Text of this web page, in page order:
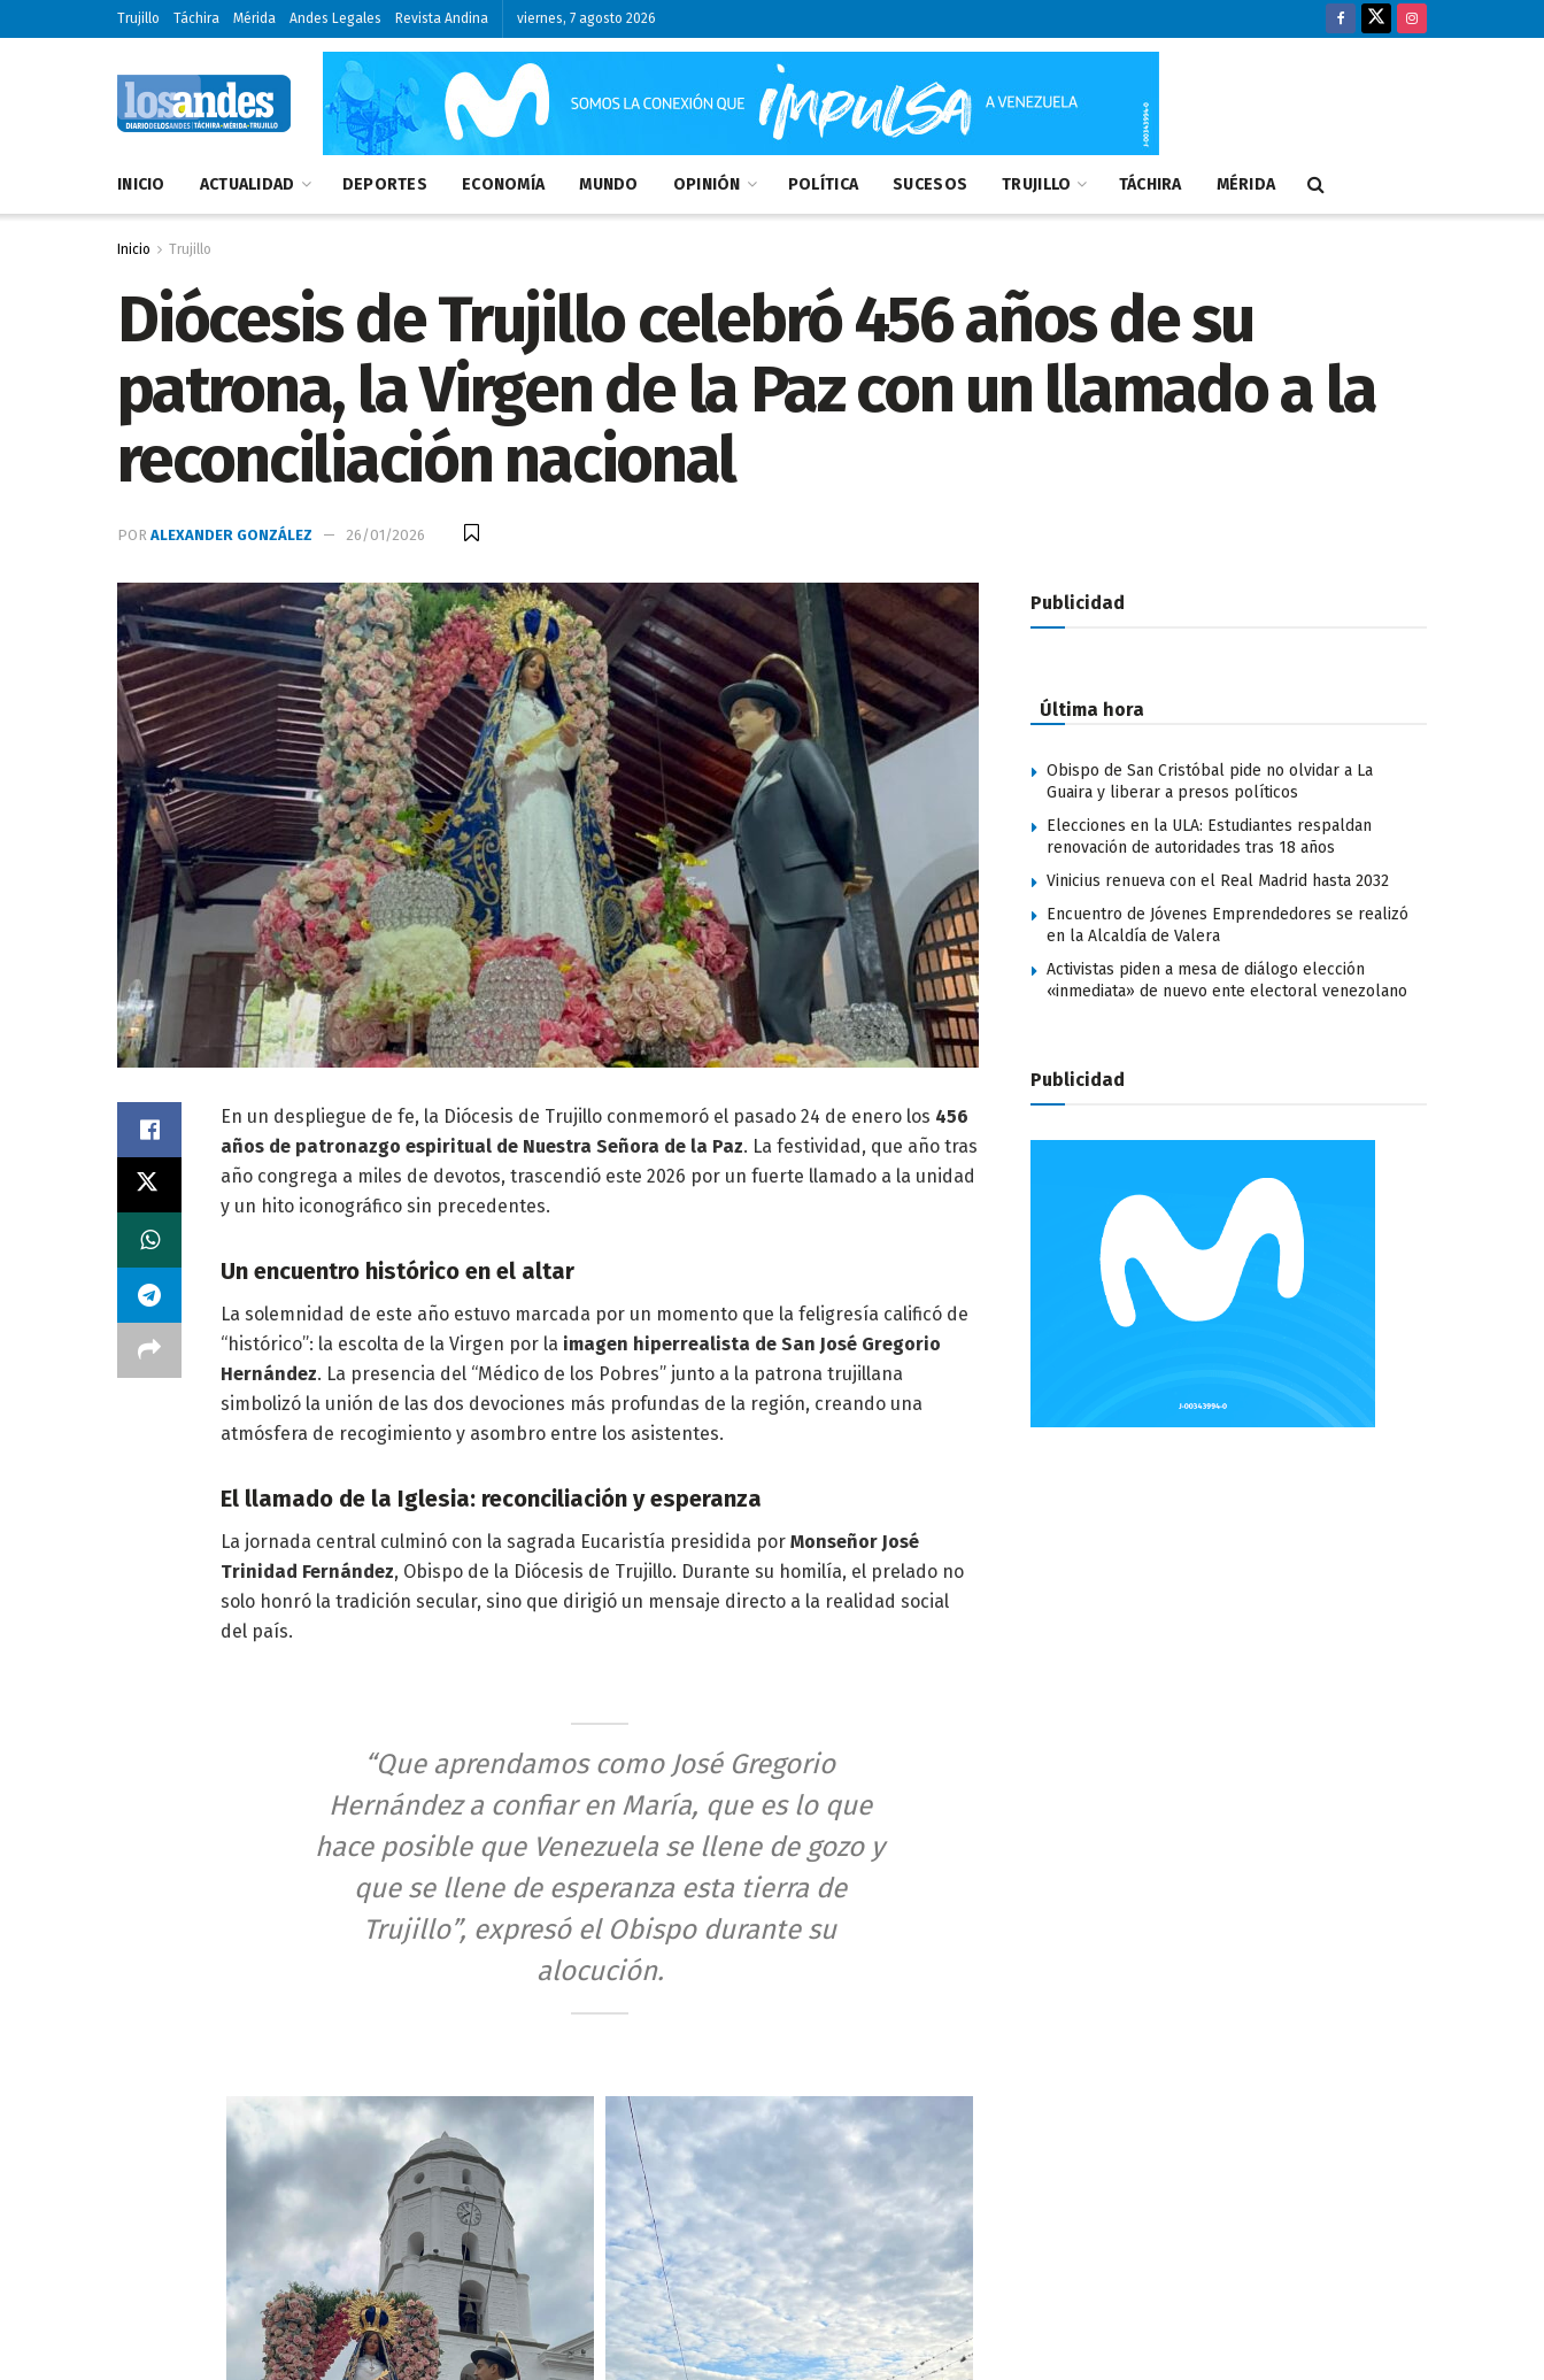
Trujillo Táchira Mérida Andes Legales Revista Andina viernes, 7 agosto 2026
INICIO ACTUALIDAD DEPORTES ECONOMÍA MUNDO OPINIÓN POLÍTICA SUCESOS TRUJILLO TÁCHIRA MÉRIDA
Inicio Trujillo
Diócesis de Trujillo celebró 456 años de su
patrona, la Virgen de la Paz con un llamado a la
reconciliación nacional
POR ALEXANDER GONZÁLEZ 26/01/2026
En un despliegue de fe, la Diócesis de Trujillo conmemoró el pasado 24 de enero los 456
años de patronazgo espiritual de Nuestra Señora de la Paz. La festividad, que año tras
año congrega a miles de devotos, trascendió este 2026 por un fuerte llamado a la unidad
y un hito iconográfico sin precedentes.
Un encuentro histórico en el altar
La solemnidad de este año estuvo marcada por un momento que la feligresía calificó de
“histórico”: la escolta de la Virgen por la imagen hiperrealista de San José Gregorio
Hernández. La presencia del “Médico de los Pobres” junto a la patrona trujillana
simbolizó la unión de las dos devociones más profundas de la región, creando una
atmósfera de recogimiento y asombro entre los asistentes.
El llamado de la Iglesia: reconciliación y esperanza
La jornada central culminó con la sagrada Eucaristía presidida por Monseñor José
Trinidad Fernández, Obispo de la Diócesis de Trujillo. Durante su homilía, el prelado no
solo honró la tradición secular, sino que dirigió un mensaje directo a la realidad social
del país.
“Que aprendamos como José Gregorio
Hernández a confiar en María, que es lo que
hace posible que Venezuela se llene de gozo y
que se llene de esperanza esta tierra de
Trujillo”, expresó el Obispo durante su
alocución.
Publicidad
Última hora
Obispo de San Cristóbal pide no olvidar a La
Guaira y liberar a presos políticos
Elecciones en la ULA: Estudiantes respaldan
renovación de autoridades tras 18 años
Vinicius renueva con el Real Madrid hasta 2032
Encuentro de Jóvenes Emprendedores se realizó
en la Alcaldía de Valera
Activistas piden a mesa de diálogo elección
«inmediata» de nuevo ente electoral venezolano
Publicidad